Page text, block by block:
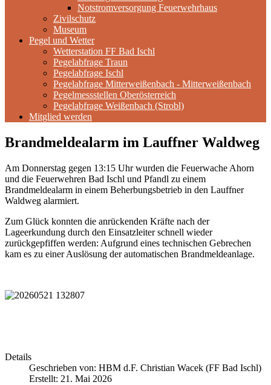
Notstromversorgung Feuerwehrhaus
Zivilschutz
Museum
Pegel und Wetter
Wetterstation FF Bad Ischl
Pegelabfrage Traun
Pegelabfrage Ischl
Pegelabfrage Mitterweißenbach - Mitterweißenbach
Pegelmessstellen Oberösterreich
Pegelabfrage Weißenbach (Strobl)
Mitglied werden
Brandmeldealarm im Lauffner Waldweg
Am Donnerstag gegen 13:15 Uhr wurden die Feuerwache Ahorn
und die Feuerwehren Bad Ischl und Pfandl zu einem
Brandmeldealarm in einem Beherbungsbetrieb in den Lauffner
Waldweg alarmiert.
Zum Glück konnten die anrückenden Kräfte nach der
Lageerkundung durch den Einsatzleiter schnell wieder
zurückgepfiffen werden: Aufgrund eines technischen Gebrechen
kam es zu einer Auslösung der automatischen Brandmeldeanlage.
Details
Geschrieben von: HBM d.F. Christian Wacek (FF Bad Ischl)
Erstellt: 21. Mai 2026